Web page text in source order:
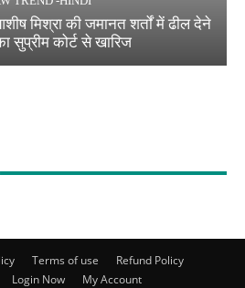
मिश्रा की जमानत शर्तों में ढील देने
सुप्रीम कोर्ट से खारिज
Terms of use
Refund Policy
Login Now My Account